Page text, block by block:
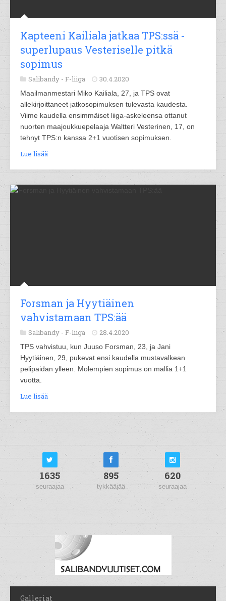
Kapteeni Kailiala jatkaa TPS:ssä -
superlupaus Vesteriselle pitkä
sopimus
Salibandy - F-liiga 30.4.2020
Maailmanmestari Miko Kailiala, 27, ja TPS ovat
allekirjoittaneet jatkosopimuksen tulevasta kaudesta.
Viime kaudella ensimmäiset liiga-askeleensa ottanut
nuorten maajoukkuepelaaja Waltteri Vesterinen, 17, on
tehnyt TPS:n kanssa 2+1 vuotisen sopimuksen.
Lue lisää
Forsman ja Hyytiäinen
vahvistamaan TPS:ää
Salibandy - F-liiga 28.4.2020
TPS vahvistuu, kun Juuso Forsman, 23, ja Jani
Hyytiäinen, 29, pukevat ensi kaudella mustavalkean
pelipaidan ylleen. Molempien sopimus on mallia 1+1
vuotta.
Lue lisää
1635
seuraajaa
895
tykkääjää
620
seuraajaa
Galleriat